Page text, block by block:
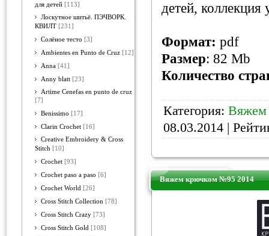
для детей [113]
Лоскутное шитьё. ПЭЧВОРК.
КВИЛТ [231]
Солёное тесто [3]
Ambientes en Punto de Cruz [12]
Anna [41]
Anny blatt [23]
Artime Cenefas en punto de cruz
[7]
Benissimo [17]
Clarin Crochet [16]
Creative Embroidery & Cross
Stitch [10]
Crochet [93]
Crochet paso a paso [6]
Crochet World [26]
Cross Stitch Collection [78]
Cross Stitch Crazy [73]
Cross Stitch Gold [108]
детей, коллекция
Формат: pdf
Размер: 82 Mb
Количество
Категория: Вяжем
08.03.2014 |
Вяжем крючком №95 2014